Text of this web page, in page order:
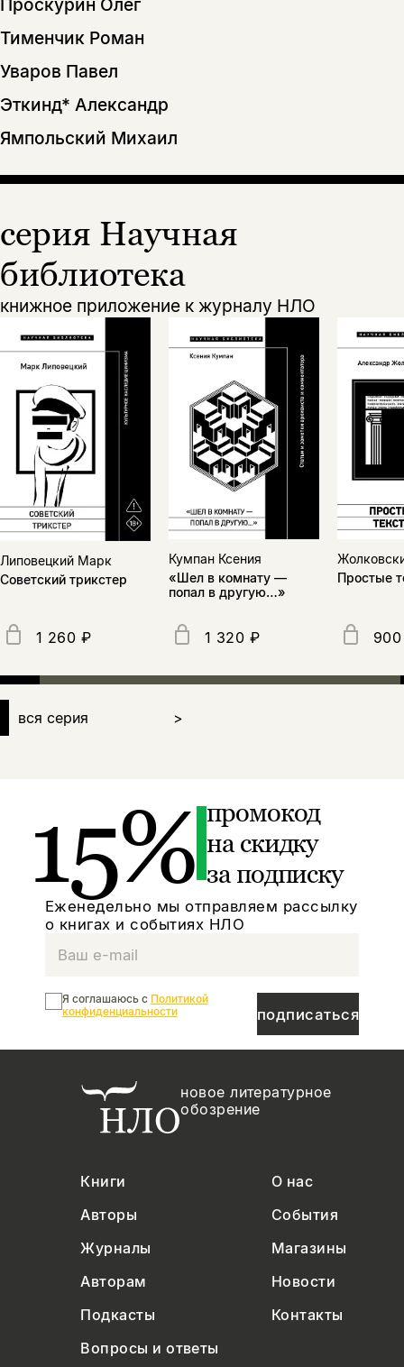
Тименчик Роман
Уваров Павел
Эткинд* Александр
Ямпольский Михаил
серия Научная
библиотека
книжное приложение к журналу НЛО
Липовецкий Марк
Советский трикстер
1 260 ₽
Кумпан Ксения
«Шел в комнату —
попал в другую…»
1 320 ₽
Простые
вся серия >
15% промокод
на скидку
за подписку
Еженедельно мы отправляем рассылку
о книгах и событиях НЛО
подписаться
Я соглашаюсь с Политикой
конфиденциальности
новое литературное
обозрение
Книги
О нас
Авторы
События
Журналы
Магазины
Авторам
Новости
Подкасты
Контакты
Вопросы и ответы